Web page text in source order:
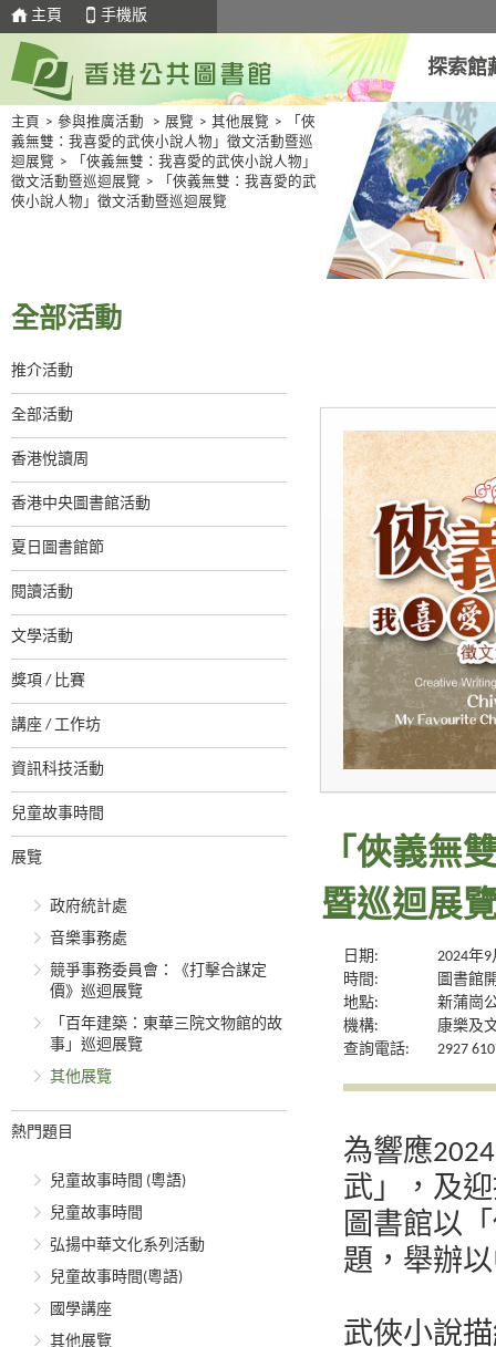
主頁 手機版
探索館
主頁 > 參與推廣活動 > 展覽 > 其他展覽 >
「俠
義無雙：我喜愛的武俠小說人物」徵文活動暨巡
迴展覽 >
「俠義無雙：我喜愛的武俠小說人物」
徵文活動暨巡迴展覽 >
「俠義無雙：我喜愛的武
俠小說人物」徵文活動暨巡迴展覽
全部活動
推介活動
全部活動
香港悅讀周
香港中央圖書館活動
夏日圖書館節
閱讀活動
文學活動
獎項 / 比賽
講座 / 工作坊
資訊科技活動
兒童故事時間
展覽
政府統計處
音樂事務處
競爭事務委員會：《打擊合謀定
價》巡迴展覽
「百年建築：東華三院文物館的故
事」巡迴展覽
其他展覽
熱門題目
兒童故事時間 (粵語)
兒童故事時間
弘揚中華文化系列活動
兒童故事時間(粵語)
國學講座
其他展覽
「俠義無
暨巡迴展
日期:
2024年
時間:
圖書館
地點:
新蒲崗
機構:
康樂及
查詢電話:
2927
為響應
武」，及
圖書館以
題，舉辦
武俠小說